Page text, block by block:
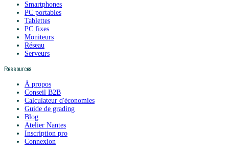
Smartphones
PC portables
Tablettes
PC fixes
Moniteurs
Réseau
Serveurs
Ressources
À propos
Conseil B2B
Calculateur d'économies
Guide de grading
Blog
Atelier Nantes
Inscription pro
Connexion